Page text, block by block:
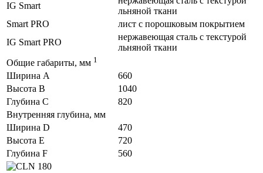
IG Smart
льняной ткани
Smart PRO
лист с порошковым покрытием
IG Smart PRO
нержавеющая сталь с текстурой
льняной ткани
Общие габариты, мм 1
Ширина A
660
Высота B
1040
Глубина C
820
Внутренняя глубина, мм
Ширина D
470
Высота E
720
Глубина F
560